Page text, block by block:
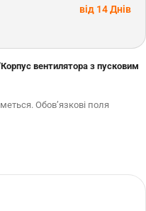
від 14 Днів
вентилятора з пусковим
Обов’язкові поля